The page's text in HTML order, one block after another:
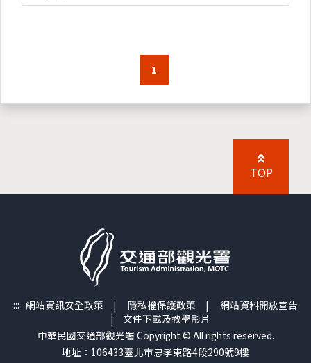
1
TOP
::: 網站資訊安全政策 | 隱私權保護政策 | 網站資料開放宣告
| 文件下載及教學影片
中華民國交通部觀光署 Copyright © All rights reserved.
地址：106433臺北市忠孝東路4段290號9樓